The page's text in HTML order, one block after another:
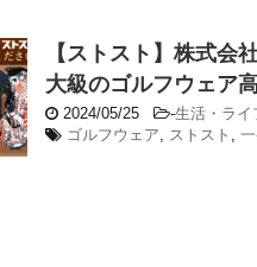
【ストスト】株式会
大級のゴルフウェア
2024/05/25 -生活・ライ
ゴルフウェア, ストスト ,